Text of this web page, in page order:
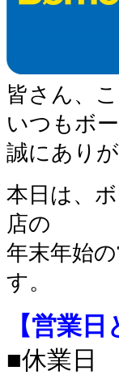
皆さん、
いつもボ
誠にあり
本日は、
店の
年末年始
す。
【営業日
■休業日